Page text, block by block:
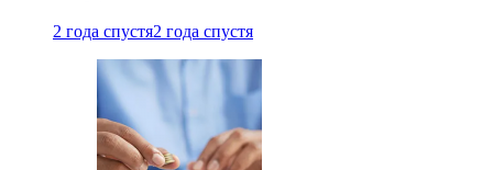
2 года спустя2 года спустя